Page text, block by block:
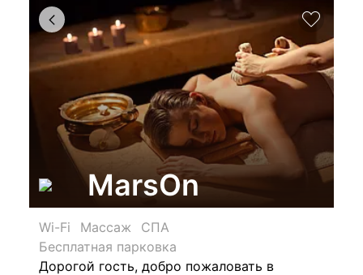
MarsOn
Wi-Fi Массаж
СПА
Бесплатная парковка
Дорогой гость, добро пожаловать в